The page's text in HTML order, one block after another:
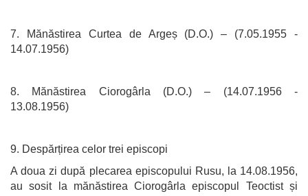
7. Mănăstirea Curtea de Argeș (D.O.) – (7.05.1955 -
14.07.1956)
8. Mănăstirea Ciorogârla (D.O.) – (14.07.1956 -
13.08.1956)
9. Despărțirea celor trei episcopi
A doua zi după plecarea episcopului Rusu, la 14.08.1956,
au sosit la mănăstirea Ciorogârla episcopul Teoctist și